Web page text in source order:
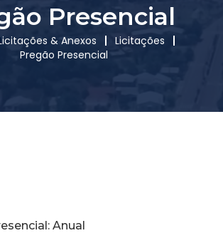
Presencial
& Anexos
Licitações
Pregão Presencial
Anual